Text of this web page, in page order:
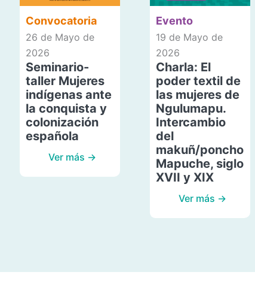
Convocatoria
26 de Mayo de
2026
Seminario-
taller Mujeres
indígenas ante
la conquista y
colonización
española
Ver más →
Evento
19 de Mayo de
2026
Charla: El
poder textil de
las mujeres de
Ngulumapu.
Intercambio
del
makuñ/poncho
Mapuche, siglo
XVII y XIX
Ver más →